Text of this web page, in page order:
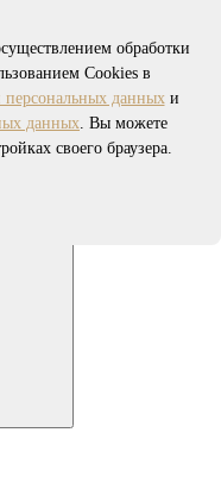
обработки
Cookies в
данныхи
данных . Вы можете
своего браузера.